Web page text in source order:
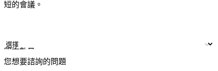
短的會議。
LINE ID
門市數量
您想要諮詢的問題